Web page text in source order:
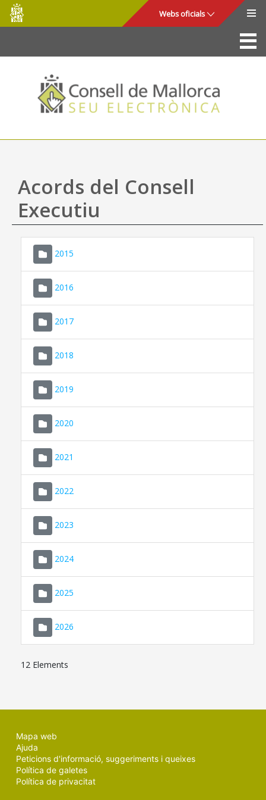
Salta al contingut principal
Consell
de
Mallorca
Webs oficials
La Seu
Consell de Mallorca
Accés i seguretat
Utilitats
Ajuda
Acords del Consell
Executiu
2015
2016
2017
2018
2019
2020
2021
2022
2023
2024
2025
2026
12 Elements
Mapa web
Ajuda
Peticions d'informació, suggeriments i queixes
Política de galetes
Política de privacitat